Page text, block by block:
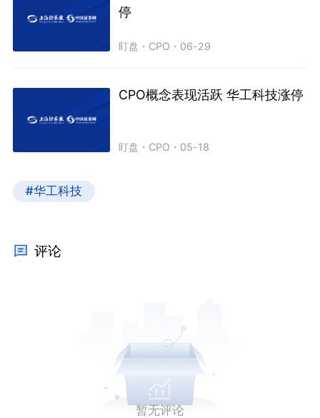
停
盯盘 ・ CPO ・ 06-29
CPO概念表现活跃 华工科技涨停
盯盘 ・ CPO ・ 05-18
#华工科技
评论
暂无评论